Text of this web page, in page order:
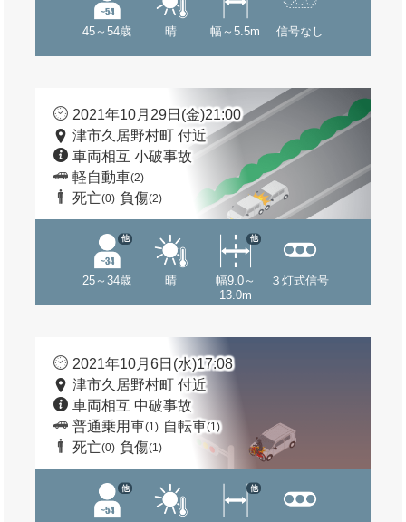
45～54歳 晴 幅～5.5m 信号なし
2021年10月29日(金)21:00
津市久居野村町 付近
車両相互 小破事故
軽自動車(2)
死亡(0) 負傷(2)
25～34歳
他
晴
幅9.0～
13.0m
他
３灯式信号
2021年10月6日(水)17:08
津市久居野村町 付近
車両相互 中破事故
普通乗用車(1) 自転車(1)
死亡(0) 負傷(1)
他 他